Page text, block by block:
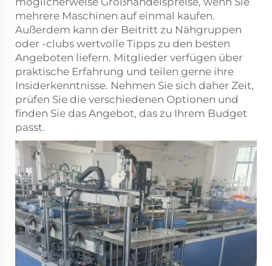
mehrere Maschinen auf einmal kaufen.
Außerdem kann der Beitritt zu Nähgruppen
oder -clubs wertvolle Tipps zu den besten
Angeboten liefern. Mitglieder verfügen über
praktische Erfahrung und teilen gerne ihre
Insiderkenntnisse. Nehmen Sie sich daher Zeit,
prüfen Sie die verschiedenen Optionen und
finden Sie das Angebot, das zu Ihrem Budget
passt.